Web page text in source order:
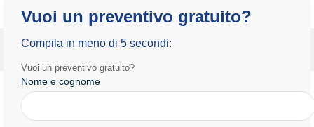
Informativa sulla privacyTermini e condizioni d'uso
Vuoi un preventivo gratuito?
Compila in meno di 5 secondi:
Vuoi un preventivo gratuito?
Nome e cognome